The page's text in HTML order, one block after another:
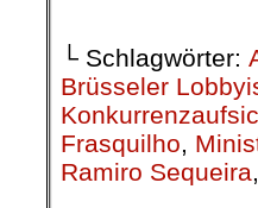
└ Schlagwörter:
Brüsseler
Frasquilho,
Ramiro Sequeira,